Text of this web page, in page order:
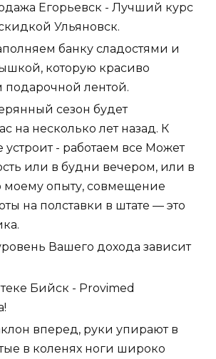
Егорьевск - Лучший курс
Ульяновск.
банку сладостями и
которую красиво
подарочной лентой.
сезон будет
на несколько лет назад. К
- работаем все Может
или в будни вечером, или в
опыту, совмещение
на полставки в штате — это
Вашего дохода зависит
Бийск - Provimed
вперед, руки упирают в
в коленях ноги широко